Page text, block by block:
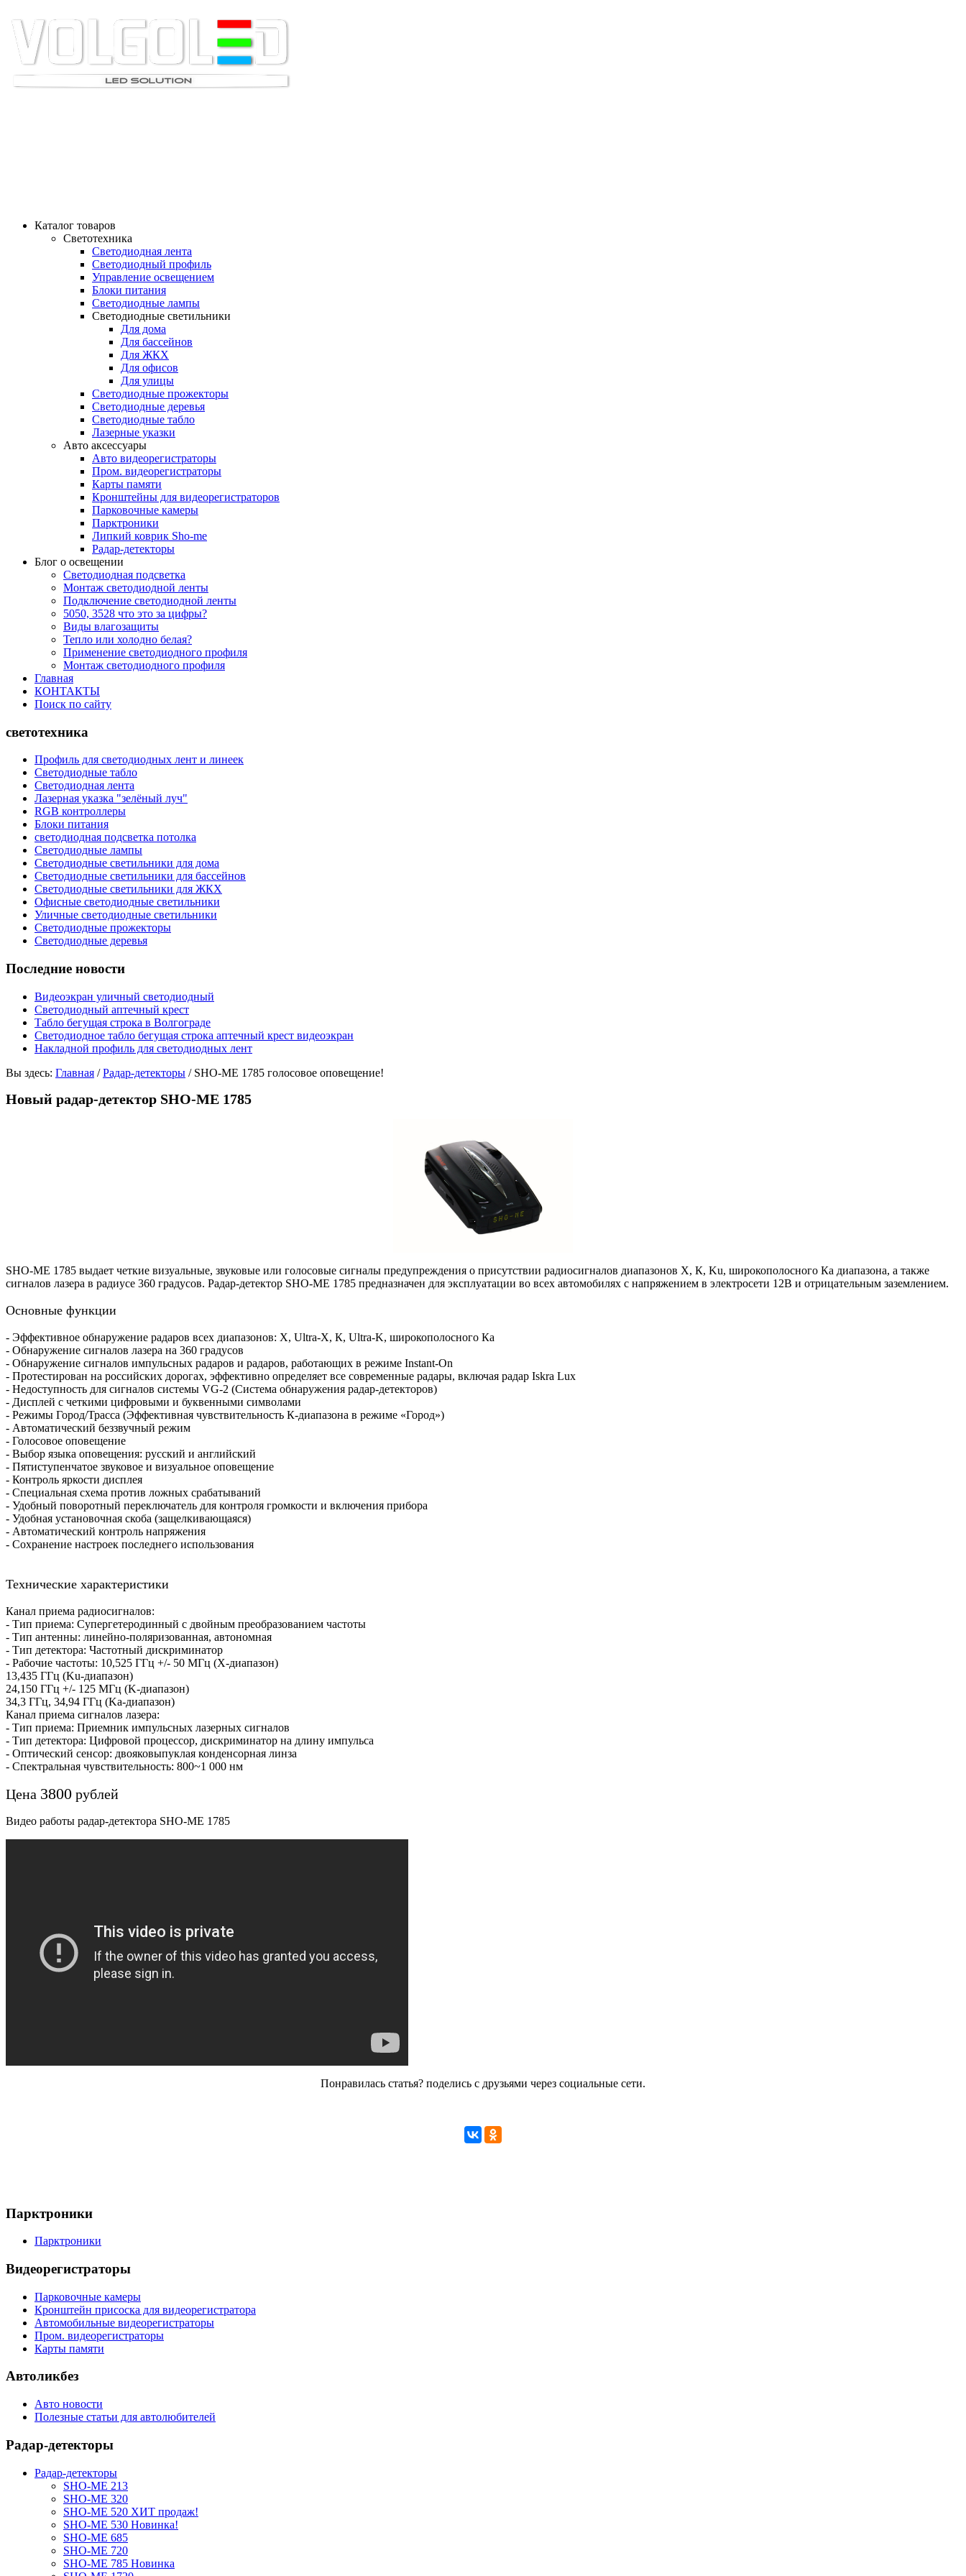
Каталог товаров
Светотехника
Светодиодная лента
Светодиодный профиль
Управление освещением
Блоки питания
Светодиодные лампы
Светодиодные светильники
Для дома
Для бассейнов
Для ЖКХ
Для офисов
Для улицы
Светодиодные прожекторы
Светодиодные деревья
Светодиодные табло
Лазерные указки
Авто аксессуары
Авто видеорегистраторы
Пром. видеорегистраторы
Карты памяти
Кронштейны для видеорегистраторов
Парковочные камеры
Парктроники
Липкий коврик Sho-me
Радар-детекторы
Блог о освещении
Светодиодная подсветка
Монтаж светодиодной ленты
Подключение светодиодной ленты
5050, 3528 что это за цифры?
Виды влагозащиты
Тепло или холодно белая?
Применение светодиодного профиля
Монтаж светодиодного профиля
Главная
КОНТАКТЫ
Поиск по сайту
светотехника
Профиль для светодиодных лент и линеек
Светодиодные табло
Светодиодная лента
Лазерная указка "зелёный луч"
RGB контроллеры
Блоки питания
светодиодная подсветка потолка
Светодиодные лампы
Светодиодные светильники для дома
Светодиодные светильники для бассейнов
Светодиодные светильники для ЖКХ
Офисные светодиодные светильники
Уличные светодиодные светильники
Светодиодные прожекторы
Светодиодные деревья
Последние новости
Видеоэкран уличный светодиодный
Светодиодный аптечный крест
Табло бегущая строка в Волгограде
Светодиодное табло бегущая строка аптечный крест видеоэкран
Накладной профиль для светодиодных лент
Вы здесь: Главная /Радар-детекторы / SHO-ME 1785 голосовое оповещение!
Новый радар-детектор SHO-ME 1785
SHO-MЕ 1785 выдает четкие визуальные, звуковые или голосовые сигналы предупреждения о присутствии радиосигналов диапазонов Х, К, Ku, широкополосного Ка диапазона, а также
сигналов лазера в радиусе 360 градусов. Радар-детектор SHO-ME 1785 предназначен для эксплуатации во всех автомобилях с напряжением в электросети 12В и отрицательным заземлением.
Основные функции
- Эффективное обнаружение радаров всех диапазонов: Х, Ultra-X, К, Ultra-K, широкополосного Ка
- Обнаружение сигналов лазера на 360 градусов
- Обнаружение сигналов импульсных радаров и радаров, работающих в режиме Instant-On
- Протестирован на российских дорогах, эффективно определяет все современные радары, включая радар Iskra Lux
- Недоступность для сигналов системы VG-2 (Система обнаружения радар-детекторов)
- Дисплей с четкими цифровыми и буквенными символами
- Режимы Город/Трасса (Эффективная чувствительность К-диапазона в режиме «Город»)
- Автоматический беззвучный режим
- Голосовое оповещение
- Выбор языка оповещения: русский и английский
- Пятиступенчатое звуковое и визуальное оповещение
- Контроль яркости дисплея
- Специальная схема против ложных срабатываний
- Удобный поворотный переключатель для контроля громкости и включения прибора
- Удобная установочная скоба (защелкивающаяся)
- Автоматический контроль напряжения
- Сохранение настроек последнего использования
Технические характеристики
Канал приема радиосигналов:
- Тип приема: Супергетеродинный с двойным преобразованием частоты
- Тип антенны: линейно-поляризованная, автономная
- Тип детектора: Частотный дискриминатор
- Рабочие частоты: 10,525 ГГц +/- 50 МГц (X-диапазон)
13,435 ГГц (Ku-диапазон)
24,150 ГГц +/- 125 МГц (K-диапазон)
34,3 ГГц, 34,94 ГГц (Ka-диапазон)
Канал приема сигналов лазера:
- Тип приема: Приемник импульсных лазерных сигналов
- Тип детектора: Цифровой процессор, дискриминатор на длину импульса
- Оптический сенсор: двояковыпуклая конденсорная линза
- Спектральная чувствительность: 800~1 000 нм
Цена 3800 рублей
Видео работы радар-детектора SHO-ME 1785
Понравилась статья? поделись с друзьями через социальные сети.
Парктроники
Парктроники
Видеорегистраторы
Парковочные камеры
Кронштейн присоска для видеорегистратора
Автомобильные видеорегистраторы
Пром. видеорегистраторы
Карты памяти
Автоликбез
Авто новости
Полезные статьи для автолюбителей
Радар-детекторы
Радар-детекторы
SHO-ME 213
SHO-ME 320
SHO-ME 520 ХИТ продаж!
SHO-ME 530 Новинка!
SHO-ME 685
SHO-ME 720
SHO-ME 785 Новинка